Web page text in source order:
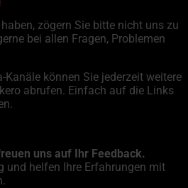
zögern Sie bitte nicht uns zu
bei allen Fragen, Problemen
Kanäle können Sie jederzeit weitere
abrufen. Einfach auf die Links
uns auf Ihr Feedback.
und helfen Ihre Erfahrungen mit